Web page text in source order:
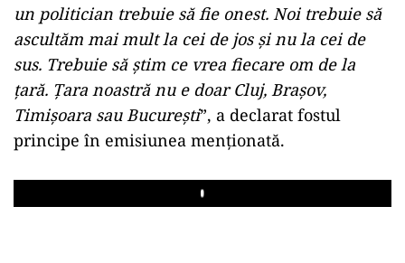
un politician trebuie să fie onest. Noi trebuie să
ascultăm mai mult la cei de jos și nu la cei de
sus. Trebuie să știm ce vrea fiecare om de la
țară. Țara noastră nu e doar Cluj, Brașov,
Timișoara sau București”, a declarat fostul
principe în emisiunea menționată.
Play